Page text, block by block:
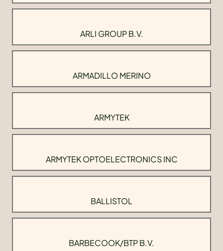
ARLI GROUP B.V.
ARMADILLO MERINO
ARMYTEK
ARMYTEK OPTOELECTRONICS INC
BALLISTOL
BARBECOOK/BTP B.V.